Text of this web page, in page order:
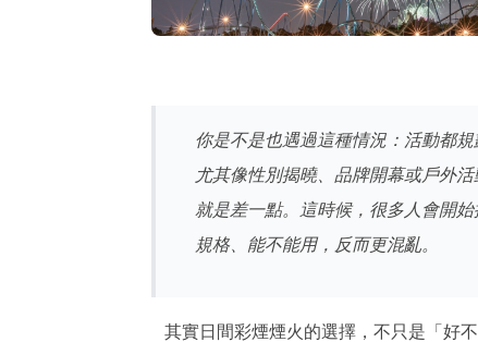
你是不是也遇過這種情況：活動都
尤其像性別揭曉、品牌開幕或戶外
就是差一點。這時候，很多人會開
規格、能不能用，反而更混亂。
其實日間彩煙煙火的選擇，不只是「好